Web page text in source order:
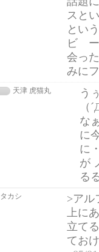
スと
とい
ビ ー
会っ
みに
天津 虎猫丸
う
（
な
に
に
が
る
タカシ
>アル
上に
立て
てお